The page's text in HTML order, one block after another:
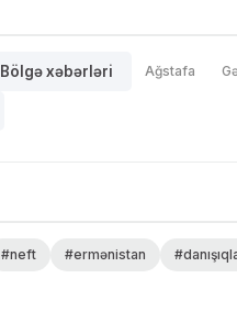
Bölgə xəbərləri Ağstafa
#neft #ermənistan